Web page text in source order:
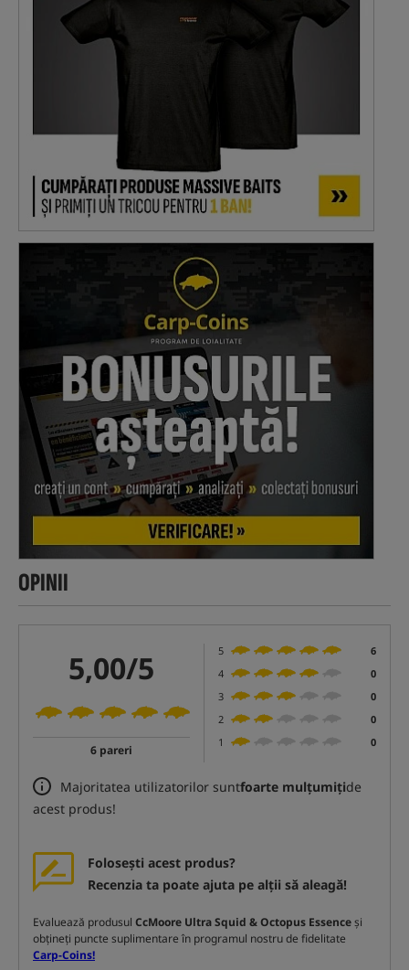
OPINII
5,00/5
6 pareri
5
6
4
0
3
0
2
0
1
0
Majoritatea utilizatorilor suntfoarte mulțumițide
acest produs!
Folosești acest produs?
Recenzia ta poate ajuta pe alții să aleagă!
Evaluează produsul CcMoore Ultra Squid & Octopus Essenceși
obțineți puncte suplimentare în programul nostru de fidelitate
Carp-Coins!